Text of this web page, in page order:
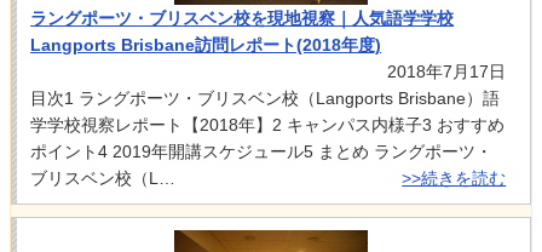
ラングポーツ・ブリスベン校を現地視察｜人気語学学校
Langports Brisbane訪問レポート(2018年度)
2018年7月17日
目次1 ラングポーツ・ブリスベン校（Langports Brisbane）語
学学校視察レポート【2018年】2 キャンパス内様子3 おすすめ
ポイント4 2019年開講スケジュール5 まとめ ラングポーツ・
ブリスベン校（L…
>>続きを読む